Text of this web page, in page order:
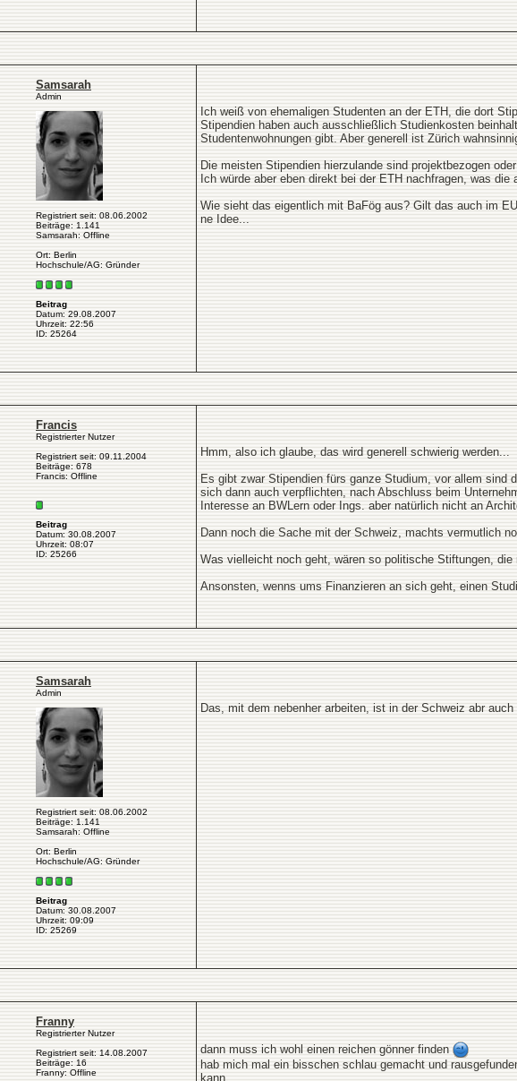
Samsarah
Admin
Registriert seit: 08.06.2002
Beiträge: 1.141
Samsarah: Offline
Ort: Berlin
Hochschule/AG: Gründer
Beitrag
Datum: 29.08.2007
Uhrzeit: 22:56
ID: 25264
Ich weiß von ehemaligen Studenten an der ETH, die dort
Stipendien haben auch ausschließlich Studienkosten
Studentenwohnungen gibt. Aber generell ist Zürich
Die meisten Stipendien hierzulande sind projektbezogen
Ich würde aber eben direkt bei der ETH nachfragen, was die
Wie sieht das eigentlich mit BaFög aus? Gilt das auch im
ne Idee...
Francis
Registrierter Nutzer
Registriert seit: 09.11.2004
Beiträge: 678
Francis: Offline
Beitrag
Datum: 30.08.2007
Uhrzeit: 08:07
ID: 25266
Hmm, also ich glaube, das wird generell schwierig werden...
Es gibt zwar Stipendien fürs ganze Studium, vor allem sind
sich dann auch verpflichten, nach Abschluss beim
Interesse an BWLern oder Ings. aber natürlich nicht an
Dann noch die Sache mit der Schweiz, machts vermutlich
Was vielleicht noch geht, wären so politische Stiftungen, die
Ansonsten, wenns ums Finanzieren an sich geht, einen
Samsarah
Admin
Registriert seit: 08.06.2002
Beiträge: 1.141
Samsarah: Offline
Ort: Berlin
Hochschule/AG: Gründer
Beitrag
Datum: 30.08.2007
Uhrzeit: 09:09
ID: 25269
Das, mit dem nebenher arbeiten, ist in der Schweiz abr
Franny
Registrierter Nutzer
Registriert seit: 14.08.2007
Beiträge: 16
Franny: Offline
dann muss ich wohl einen reichen gönner finden
hab mich mal ein bisschen schlau gemacht und
kann.